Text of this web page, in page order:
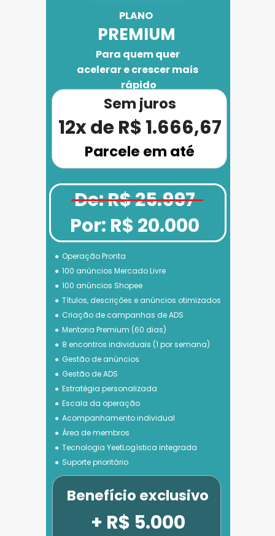
PLANO
PREMIUM
Operação Pronta
100 anúncios Mercado Livre
100 anúncios Shopee
Títulos, descrições e anúncios otimizados
Criação de campanhas de ADS
Mentoria Premium (60 dias)
8 encontros individuais (1 por semana)
Gestão de anúncios
Gestão de ADS
Estratégia personalizada
Escala da operação
Acompanhamento individual
Área de membros
Tecnologia YeetLogística integrada
Suporte prioritário
Para quem quer
acelerar e crescer mais
rápido
Parcele em até
12x de R$ 1.666,67
Sem juros
De: R$ 25.997
Por: R$ 20.000
+ R$ 5.000
Benefício exclusivo